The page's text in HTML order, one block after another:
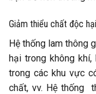
Giảm thiểu chất độc
Hệ thống lam thông
hại trong không
trong các khu vực
chất, vv. Hệ thống